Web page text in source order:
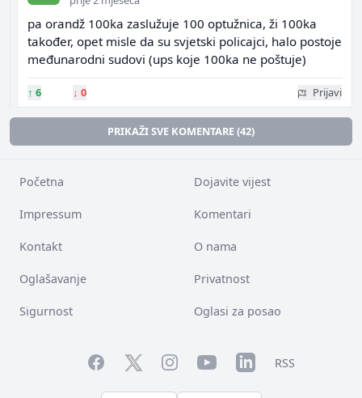
pa orandž 100ka zaslužuje 100 optužnica, ži 100ka
također, opet misle da su svjetski policajci, halo postoje
međunarodni sudovi (ups koje 100ka ne poštuje)
↑ 6 ↓ 0 Prijavi
PRIKAŽI SVE KOMENTARE (42)
Početna Dojavite vijest
Impressum Komentari
Kontakt O nama
Oglašavanje Privatnost
Sigurnost Oglasi za posao
FacebookTwitterInstagramYouTubeLinkedInRSS